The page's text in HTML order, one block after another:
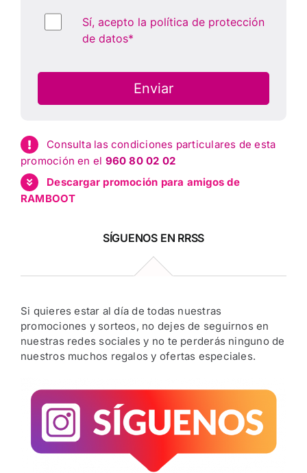
Consulta las condiciones particulares de esta
promoción en el 960 80 02 02
Descargar promoción para amigos de
RAMBOOT
SÍGUENOS EN RRSS
Si quieres estar al día de todas nuestras
promociones y sorteos, no dejes de seguirnos en
nuestras redes sociales y no te perderás ninguno de
nuestros muchos regalos y ofertas especiales.